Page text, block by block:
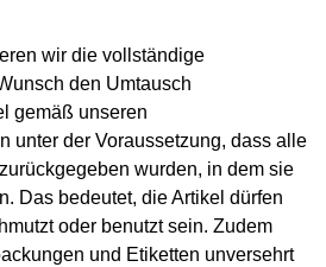
wir die vollständige
den Umtausch
gemäß unseren
unter der Voraussetzung, dass alle
wurden, in dem sie
Das bedeutet, die Artikel dürfen
oder benutzt sein. Zudem
und Etiketten unversehrt